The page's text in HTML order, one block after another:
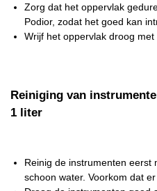
Zorg dat het oppervlak
Podior, zodat het goed kan
Wrijf het oppervlak droog
Reiniging van
1 liter
Reinig de instrumenten eerst
schoon water. Voorkom dat